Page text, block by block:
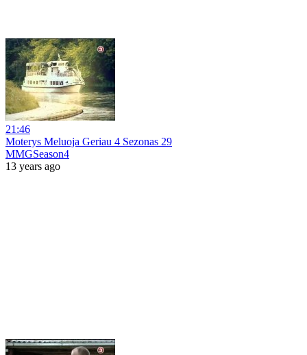
21:46
Moterys Meluoja Geriau 4 Sezonas 29
MMGSeason4
13 years ago